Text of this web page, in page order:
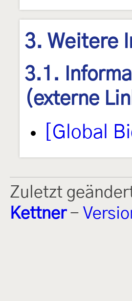
3. Weitere
3.1.
(externe
[Global
Zuletzt
Kettner-